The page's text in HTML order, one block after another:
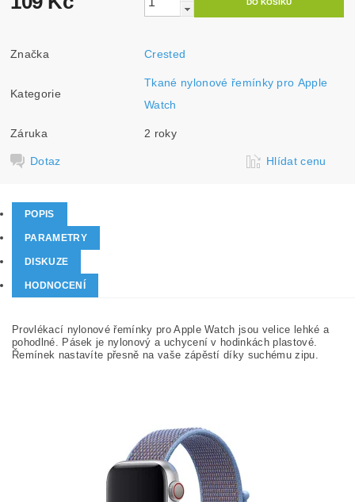
Značka Crested
Kategorie
Tkané nylonové řemínky pro Apple
Watch
Záruka 2 roky
Dotaz Hlídat cenu
POPIS
PARAMETRY
DISKUZE
HODNOCENÍ
Provlékací nylonové řemínky pro Apple Watch jsou velice lehké a
pohodlné. Pásek je nylonový a uchycení v hodinkách plastové.
Řemínek nastavíte přesně na vaše zápěstí díky suchému zipu.